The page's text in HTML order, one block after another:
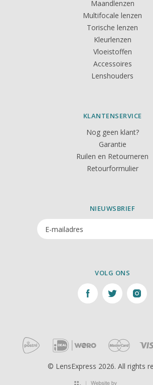
Maandlenzen
Multifocale lenzen
Torische lenzen
Kleurlenzen
Vloeistoffen
Accessoires
Lenshouders
KLANTENSERVICE
Nog geen klant?
Garantie
Ruilen en Retourneren
Retourformulier
NIEUWSBRIEF
VOLG ONS
© LensExpress 2026. All rights